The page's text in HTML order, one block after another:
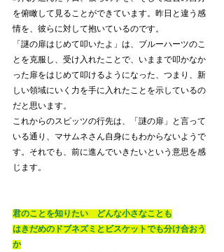
を俯瞰して見ることができています。昨日と違う感
情を、彼らに対して抱いているのです。
「謎の扉はじめて叩いたよ」は、ブルーハーツのこ
とを克服し、受け入れたことで、いままで叩かなか
った扉をはじめて叩けるようになった、つまり、新
しい領域にいく力を手に入れたことを示しているの
だと思います。
これからのスピッツの行先は、「謎の扉」と言って
いる通り、マサムネさん自身にもわからないようで
す。それでも、前に進んでいきたいという意思を感
じます。
君のことを知りたい　どんな小さなことも
はきだめのドブネズミとビスケットでも分け合おう
か